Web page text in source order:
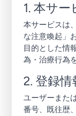
1. 本サ
本サービスは
な注意喚起」
目的とした情
為・治療行為
2. 登録
ユーザーまた
番号、既往歴